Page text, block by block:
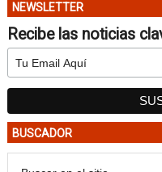
NEWSLETTER
Recibe las noticias
BUSCADOR